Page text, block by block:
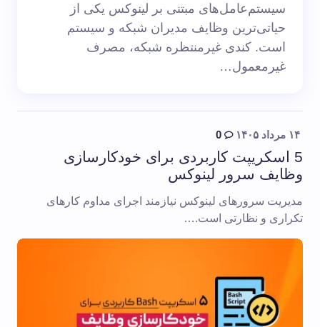
سیستم‌عامل‌های مبتنی بر لینوکس یکی از
حیاتی‌ترین وظایف مدیران شبکه و سیستم
است. کندی غیرمنتظره شبکه، مصرف
غیرمعمول…
۱۴ مرداد ۱۴۰۵ 0
5 اسکریپت کاربردی برای خودکارسازی
وظایف سرور لینوکس
مدیریت سرورهای لینوکس نیازمند اجرای مداوم کارهای
تکراری و نظارتی است.…